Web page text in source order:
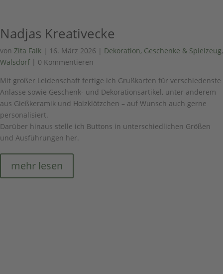
Nadjas Kreativecke
von Zita Falk | 16. März 2026 | Dekoration, Geschenke & Spielzeug,
Walsdorf | 0 Kommentieren
Mit großer Leidenschaft fertige ich Grußkarten für verschiedenste
Anlässe sowie Geschenk- und Dekorationsartikel, unter anderem
aus Gießkeramik und Holzklötzchen – auf Wunsch auch gerne
personalisiert.
Darüber hinaus stelle ich Buttons in unterschiedlichen Größen
und Ausführungen her.
mehr lesen